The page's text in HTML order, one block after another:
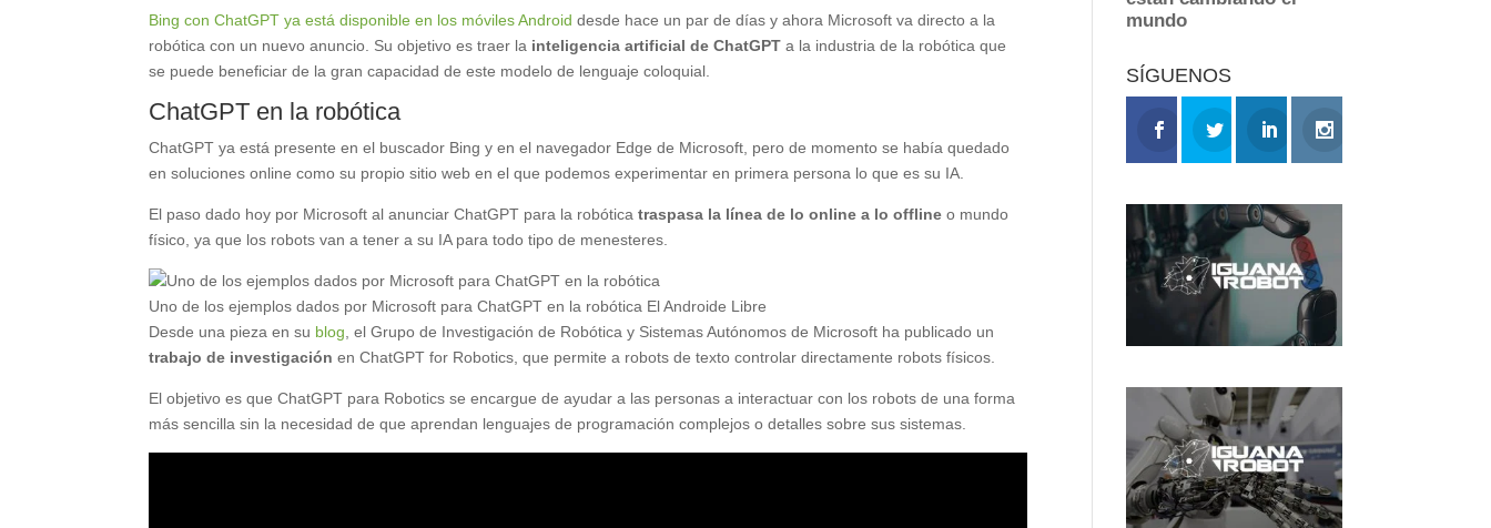
Bing con ChatGPT ya está disponible en los móviles Android desde hace un par de días y ahora Microsoft va directo a la
robótica con un nuevo anuncio. Su objetivo es traer la inteligencia artificial de ChatGPT a la industria de la robótica que
se puede beneficiar de la gran capacidad de este modelo de lenguaje coloquial.
ChatGPT en la robótica
ChatGPT ya está presente en el buscador Bing y en el navegador Edge de Microsoft, pero de momento se había quedado
en soluciones online como su propio sitio web en el que podemos experimentar en primera persona lo que es su IA.
El paso dado hoy por Microsoft al anunciar ChatGPT para la robóticatraspasa la línea de lo online a lo offline o mundo
físico, ya que los robots van a tener a su IA para todo tipo de menesteres.
Uno de los ejemplos dados por Microsoft para ChatGPT en la robótica El Androide Libre
Desde una pieza en su blog , el Grupo de Investigación de Robótica y Sistemas Autónomos de Microsoft ha publicado un
trabajo de investigación en ChatGPT for Robotics, que permite a robots de texto controlar directamente robots físicos.
El objetivo es que ChatGPT para Robotics se encargue de ayudar a las personas a interactuar con los robots de una forma
más sencilla sin la necesidad de que aprendan lenguajes de programación complejos o detalles sobre sus sistemas.
SÍGUENOS